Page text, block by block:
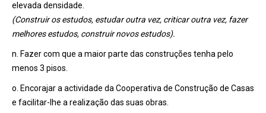
elevada densidade.
(Construir os estudos, estudar outra vez, criticar outra vez, fazer
melhores estudos, construir novos estudos).
n. Fazer com que a maior parte das construções tenha pelo
menos 3 pisos.
o. Encorajar a actividade da Cooperativa de Construção de Casas
e facilitar-lhe a realização das suas obras.